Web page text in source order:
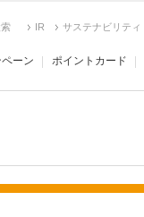
IR サステナビリティ
ーン ポイントカード